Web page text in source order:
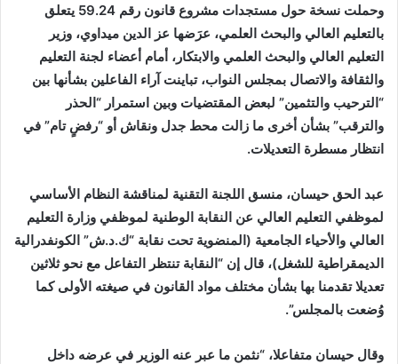
وحملت نسخة حول مستجدات مشروع قانون رقم 59.24 يتعلق
بالتعليم العالي والبحث العلمي، عرَضها عز الدين ميداوي، وزير
التعليم العالي والبحث العلمي والابتكار، أمام أعضاء لجنة التعليم
والثقافة والاتصال بمجلس النواب، تباينت آراء الفاعلين بشأنها بين
“الترحيب والتثمين” لبعض المقتضيات وبين استمرار “الحذر
والترقب” بشأن أخرى ما زالت محط جدل ونقاش أو “رفضٍ تام” في
انتظار مسطرة التعديلات.
عبد الحق حيسان، منسق اللجنة التقنية لمناقشة النظام الأساسي
لموظفي التعليم العالي عن النقابة الوطنية لموظفي وزارة التعليم
العالي والأحياء الجامعية (المنضوية تحت نقابة “ك.د.ش” الكونفدرالية
الديمقراطية للشغل)، قال إن “النقابة تنتظر التفاعل مع نحو ثلاثين
تعديلا تقدمنا بها بشأن مختلف مواد القانون في صيغته الأولى كما
وُضعت بالمجلس”.
وقال حيسان متفاعلا، “نثمن ما عبر عنه الوزير في عرضه داخل